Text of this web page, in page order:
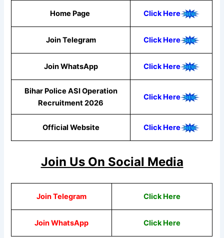
Home Page Click Here
Join Telegram Click Here
Join WhatsApp ClickHere
Bihar Police ASI Operation
Recruitment 2026
Click Here
Official Website Click Here
Join Us On Social Media
Join Telegram Click Here
Join WhatsApp ClickHere